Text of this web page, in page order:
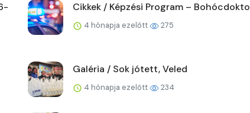
Cikkek / Képzési Program –
4 hónapja ezelőtt 275
Galéria / Sok jótett, Veled
4 hónapja ezelőtt 234